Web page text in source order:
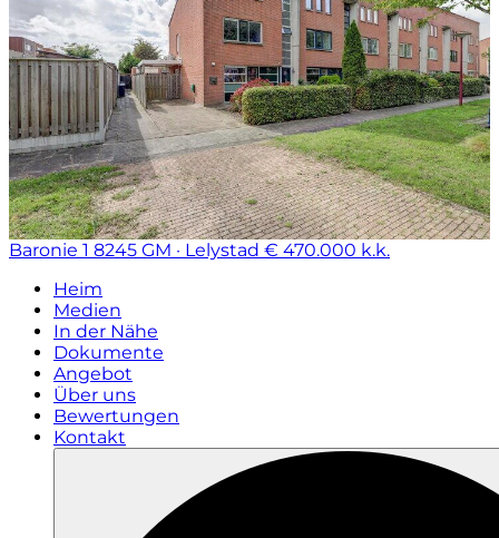
Baronie 1 8245 GM · Lelystad € 470.000 k.k.
Heim
Medien
In der Nähe
Dokumente
Angebot
Über uns
Bewertungen
Kontakt